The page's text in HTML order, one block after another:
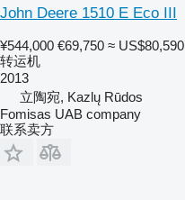
John Deere 1510 E Eco III
¥544,000 €69,750 ≈ US$80,590
转运机
2013
立陶宛, Kazlų Rūdos
Fomisas UAB company
联系卖方